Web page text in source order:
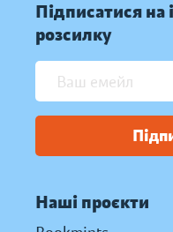
Підписатися на
розсилку
Наші проєкти